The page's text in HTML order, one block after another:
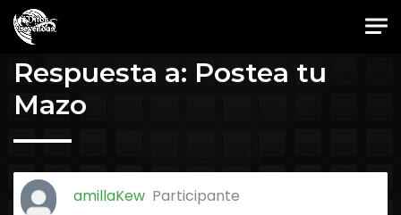
Skip to main content
Foro Oficial JES
Respuesta a: Postea tu
Mazo
amillaKew Participante